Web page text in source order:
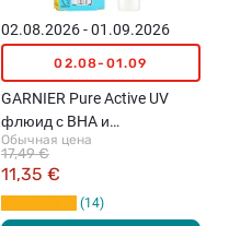
02.08.2026 - 01.09.2026
02.08-01.09
GARNIER Pure Active UV
флюид с BHA и
ниацинамидом против
несовершенств, SPF 50,
Обычная цена
11,35 €
17,49 €
14